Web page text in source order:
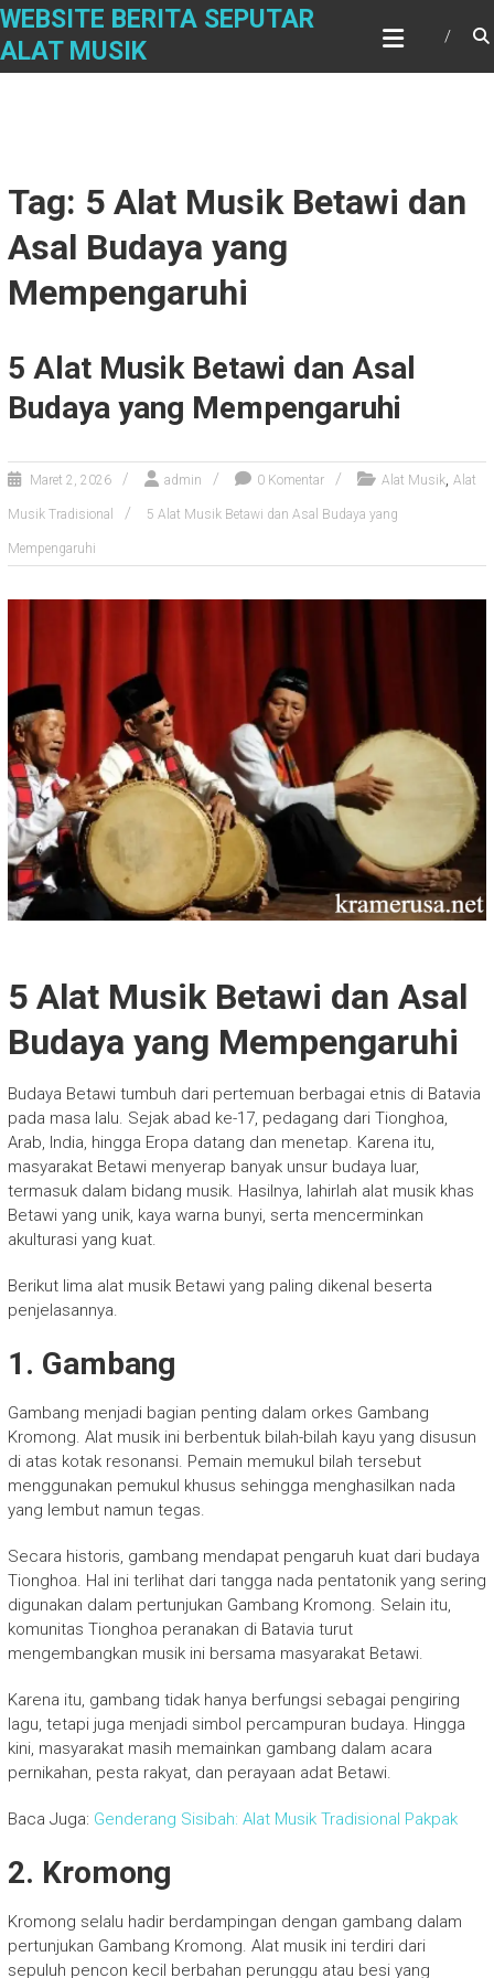
Skip
content
WEBSITE BERITA SEPUTAR
ALAT MUSIK
Tag: 5 Alat Musik Betawi dan
Asal Budaya yang
Mempengaruhi
5 Alat Musik Betawi dan Asal
Budaya yang Mempengaruhi
Maret 2, 2026 admin 0 Komentar Alat Musik, Alat
Musik Tradisional 5 Alat Musik Betawi dan Asal Budaya yang
Mempengaruhi
5 Alat Musik Betawi dan Asal
Budaya yang Mempengaruhi
Budaya Betawi tumbuh dari pertemuan berbagai etnis di Batavia
pada masa lalu. Sejak abad ke-17, pedagang dari Tionghoa,
Arab, India, hingga Eropa datang dan menetap. Karena itu,
masyarakat Betawi menyerap banyak unsur budaya luar,
termasuk dalam bidang musik. Hasilnya, lahirlah alat musik khas
Betawi yang unik, kaya warna bunyi, serta mencerminkan
akulturasi yang kuat.
Berikut lima alat musik Betawi yang paling dikenal beserta
penjelasannya.
1. Gambang
Gambang menjadi bagian penting dalam orkes Gambang
Kromong. Alat musik ini berbentuk bilah-bilah kayu yang disusun
di atas kotak resonansi. Pemain memukul bilah tersebut
menggunakan pemukul khusus sehingga menghasilkan nada
yang lembut namun tegas.
Secara historis, gambang mendapat pengaruh kuat dari budaya
Tionghoa. Hal ini terlihat dari tangga nada pentatonik yang sering
digunakan dalam pertunjukan Gambang Kromong. Selain itu,
komunitas Tionghoa peranakan di Batavia turut
mengembangkan musik ini bersama masyarakat Betawi.
Karena itu, gambang tidak hanya berfungsi sebagai pengiring
lagu, tetapi juga menjadi simbol percampuran budaya. Hingga
kini, masyarakat masih memainkan gambang dalam acara
pernikahan, pesta rakyat, dan perayaan adat Betawi.
Baca Juga: Genderang Sisibah: Alat Musik Tradisional Pakpak
2. Kromong
Kromong selalu hadir berdampingan dengan gambang dalam
pertunjukan Gambang Kromong. Alat musik ini terdiri dari
sepuluh pencon kecil berbahan perunggu atau besi yang